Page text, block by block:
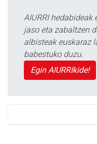
AIURRI
jaso eta zabaltzen
albisteak euskaraz
babestuko duzu.
Egin AIURRIkide!